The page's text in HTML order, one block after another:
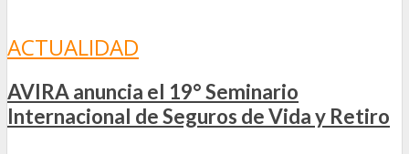
ACTUALIDAD
AVIRA anuncia el 19° Seminario
Internacional de Seguros de Vida y Retiro